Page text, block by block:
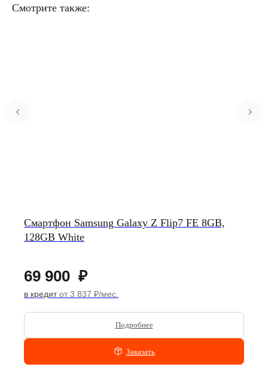
Смотрите также:
Смартфон Samsung Galaxy Z Flip7 FE 8GB,
128GB White
69 900 ₽
в кредитот 3 837 ₽/мес.
Подробнее
Заказать